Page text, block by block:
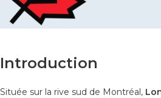
Introduction
Située sur la rive sud de Montréal,